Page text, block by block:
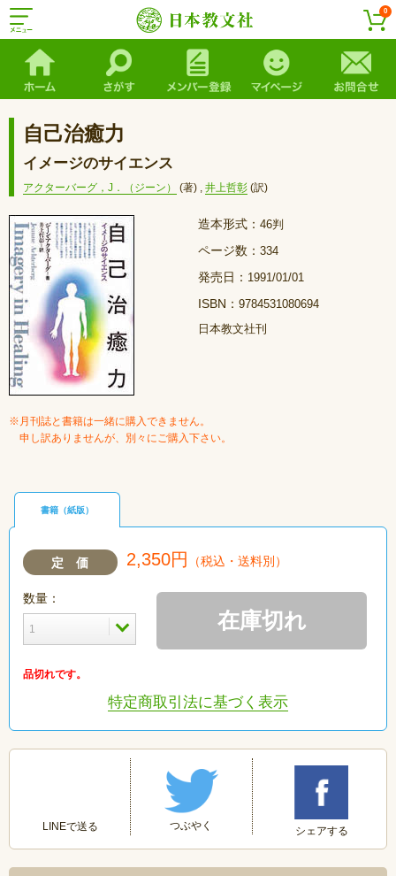
0
自己治癒力
イメージのサイエンス
アクターバーグ，J．（ジーン） (著) , 井上哲彰 (訳)
造本形式： 46判
ページ数： 334
発売日： 1991/01/01
ISBN： 9784531080694
日本教文社刊
※月刊誌と書籍は一緒に購入できません。
申し訳ありませんが、別々にご購入下さい。
書籍（紙版）
定 価 2,350円 （税込・送料別）
数量：
在庫切れ
品切れです。
特定商取引法に基づく表示
LINEで送る つぶやく シェアする